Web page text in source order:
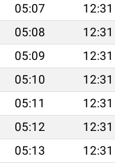
05:07 12:31
05:08 12:31
05:09 12:31
05:10 12:31
05:11 12:31
05:12 12:31
05:13 12:31